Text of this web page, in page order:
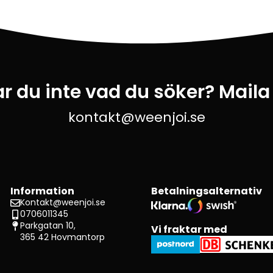
du inte vad du söker?
kontakt@weenjoi.se
Information
Kontakt@weenjoi.se
0706011345
Parkgatan 10,
365 42 Hovmantorp
Betalningsalternativ
Vi fraktar med